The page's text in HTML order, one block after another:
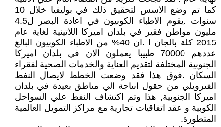
كما تم وضع الاسس لتحقيق ذلك في بوليفيا خلال 10
سنوات .يقوم الاطباء الكوبيون في اعادة البصر ل4.5
مليون مواطن فقير في بلدان اميركا اللاتينية لغاية عام
2015 كلة بالجان ا .ان 40% من الاطباء الكوبيون البالغ
عددهم 70000 طبيبا يعملون الان في بلدان اميركا
الجنوبية المختلفة لتقديم العناية والخدمات الصحية لفقراء
السكان .فوق هذا فقد وضعت الخطط لايصال النفط
الفنزويلي من حقول انتاجة الي مناطق بعيدة في بلدان
اميركا الجنوبية, هذا وتم اكتشاف النفط علي السواحل
الكوبية و عقد اتفاقيات تجارية مع مراكز التمويل العالمية
المتطورة.